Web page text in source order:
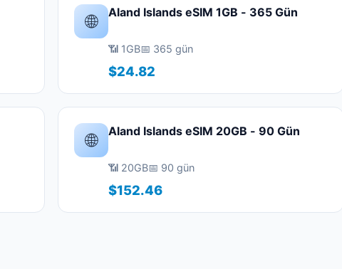
🌐 Aland Islands eSIM 1GB - 365 Gün
📶 1GB📅 365 gün
$24.82
🌐 Aland Islands eSIM 20GB - 90 Gün
📶 20GB📅 90 gün
$152.46